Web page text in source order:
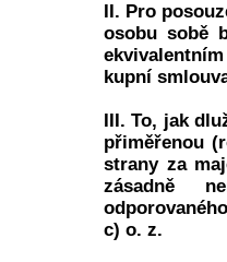
II. Pro
osobu sobě
kupní
III. To, jak
přiměřenou
strany za
zásadně
c) o. z.